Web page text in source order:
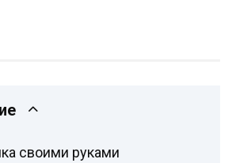
своими руками